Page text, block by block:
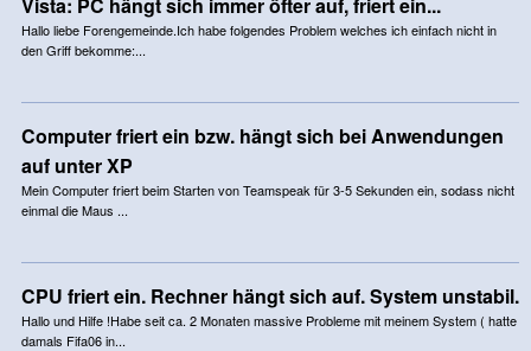
Hallo liebe Forengemeinde.Ich habe folgendes Problem welches ich einfach nicht in
den Griff bekomme:...
Computer friert ein bzw. hängt sich bei Anwendungen
auf unter XP
Mein Computer friert beim Starten von Teamspeak für 3-5 Sekunden ein, sodass nicht
einmal die Maus ...
CPU friert ein. Rechner hängt sich auf. System unstabil.
Hallo und Hilfe !Habe seit ca. 2 Monaten massive Probleme mit meinem System ( hatte
damals Fifa06 in...